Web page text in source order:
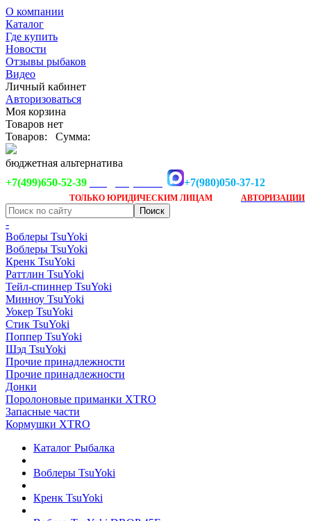
О компании
Каталог
Где купить
Новости
Отзывы рыбаков
Видео
Личный кабинет
Авторизоваться
Моя корзина
Товаров нет
Товаров:
Сумма:
бюджетная альтернатива
+7(499)650-52-39
+7(980)050-37-12
ТОЛЬКО ЮРИДИЧЕСКИМ ЛИЦАМ АВТОРИЗАЦИИ
-
Воблеры TsuYoki
Воблеры TsuYoki
Кренк TsuYoki
Раттлин TsuYoki
Тейл-спиннер TsuYoki
Минноу TsuYoki
Уокер TsuYoki
Стик TsuYoki
Поппер TsuYoki
Шэд TsuYoki
Прочие принадлежности
Прочие принадлежности
Донки
Поролоновые приманки XTRO
Запасные части
Кормушки XTRO
Каталог Рыбалка
Воблеры TsuYoki
Кренк TsuYoki